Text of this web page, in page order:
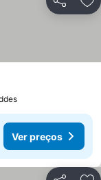
Partilhar
Ver preços